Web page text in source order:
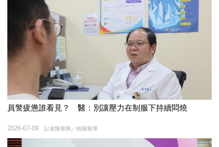
員警疲憊誰看見？ 醫：別讓壓力在制服下持續悶燒
記者陳華興／桃園報導
2026-07-09